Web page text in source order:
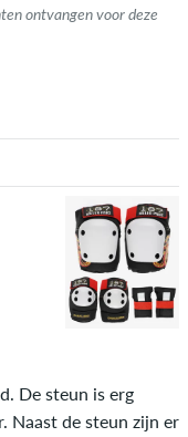
ontvangen voor deze
De steun is erg
Naast de steun zijn er